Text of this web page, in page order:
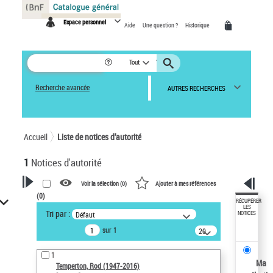
Espace personnel Aide Une question ? Historique
Tout
Recherche avancée AUTRES RECHERCHES
Accueil Liste de notices d’autorité
1 Notices d'autorité
VOTRE RECHERCHE
Recherche avancée dans les
notices d’autorité
Œuvres liées à l'auteur :
Temperton, Rod (1947-2016)
Voir la sélection (0) Ajouter à mes références
(0)
Tri par : Défaut
sur 1
20
résultats/page
1
Temperton, Rod (1947-2016)
RÉCUPÉRER
LES
NOTICES
Ma
Panneau de gestion des cookies